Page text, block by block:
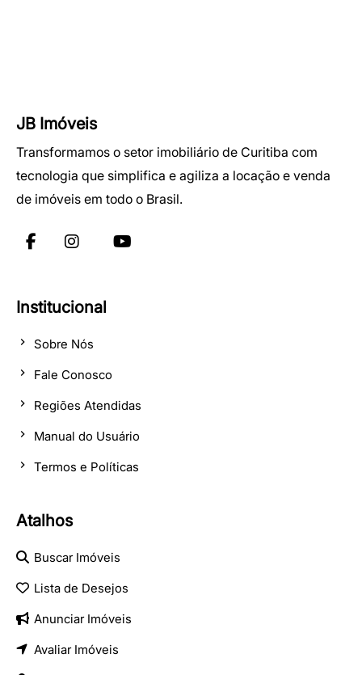
JB Imóveis
Transformamos o setor imobiliário de Curitiba com
tecnologia que simplifica e agiliza a locação e venda
de imóveis em todo o Brasil.
Institucional
Sobre Nós
Fale Conosco
Regiões Atendidas
Manual do Usuário
Termos e Políticas
Atalhos
Buscar Imóveis
Lista de Desejos
Anunciar Imóveis
Avaliar Imóveis